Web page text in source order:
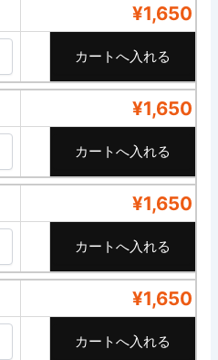
¥1,650
¥1,650
¥1,650
¥1,650